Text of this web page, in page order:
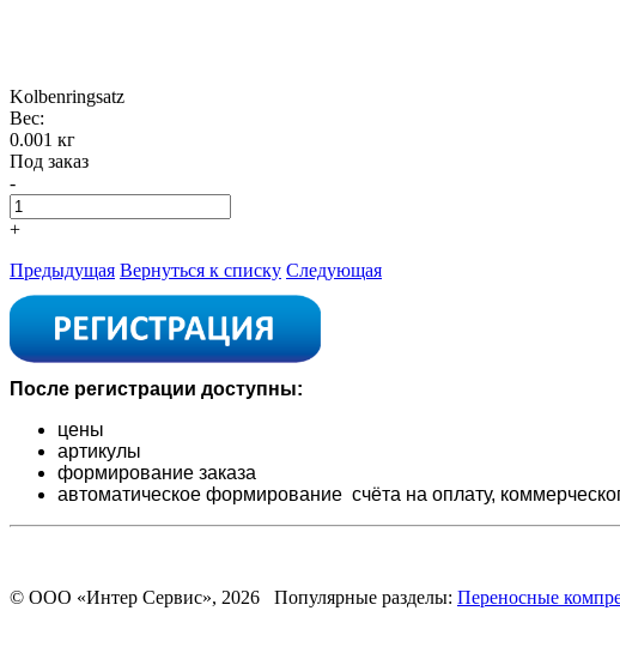
Kolbenringsatz
Вес:
0.001 кг
Под заказ
-
+
Предыдущая Вернуться к списку Следующая
После регистрации доступны:
цены
артикулы
формирование заказа
автоматическое формирование счёта на оплату,
© ООО «Интер Сервис», 2026 Популярные разделы: Переносные